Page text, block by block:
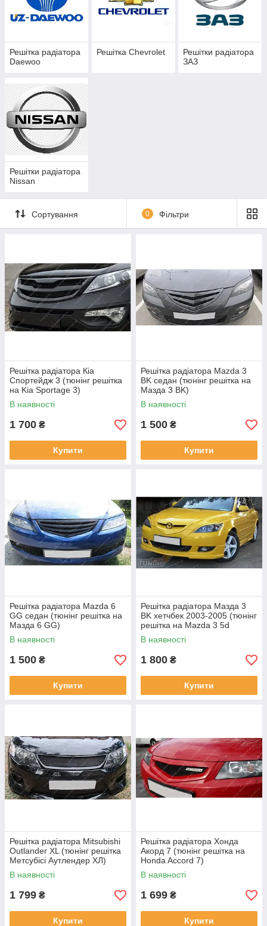
Решітка радіатора
Daewoo
Решітка Chevrolet
Решітки радіатора
ЗАЗ
Решітки радіатора
Nissan
Сортування 0 Фільтри
Решітка радіатора Кіа
Спортейдж 3 (тюнінг решітка
на Kia Sportage 3)
В наявності
1 700 ₴
Купити
Решітка радіатора Mazda 3
BK седан (тюнінг решітка на
Мазда 3 BK)
В наявності
1 500 ₴
Купити
Решітка радіатора Mazda 6
GG седан (тюнінг решітка на
Мазда 6 GG)
В наявності
1 500 ₴
Купити
Решітка радіатора Мазда 3
BK хетчбек 2003-2005 (тюнінг
решітка на Mazda 3 5d
дорестайл)
В наявності
1 800 ₴
Купити
Решітка радіатора Mitsubishi
Outlander XL (тюнінг решітка
Метсубісі Аутлендер ХЛ)
В наявності
1 799 ₴
Купити
Решітка радіатора Хонда
Акорд 7 (тюнінг решітка на
Honda Accord 7)
В наявності
1 699 ₴
Купити